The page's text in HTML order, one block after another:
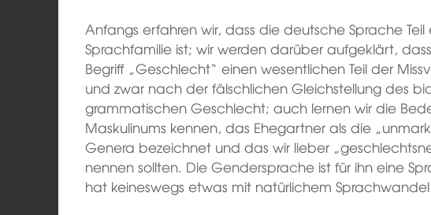
Anfangs erfahren wir, dass die deutsche Sprache Teil
Sprachfamilie ist; wir werden darüber aufgeklärt,
Begriff „Geschlecht“ einen wesentlichen Teil der
und zwar nach der fälschlichen Gleichstellung des
grammatischen Geschlecht; auch lernen wir die
Maskulinums kennen, das Ehegartner als die
Genera bezeichnet und das wir lieber
nennen sollten. Die Gendersprache ist für ihn eine
hat keineswegs etwas mit natürlichem Sprachwandel